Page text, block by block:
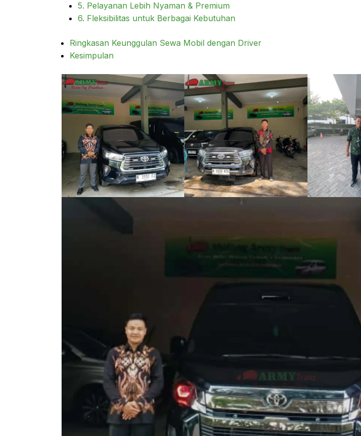
5. Pelayanan Lebih Nyaman & Premium
6. Fleksibilitas untuk Berbagai Kebutuhan
Ringkasan Keunggulan Sewa Mobil dengan Driver
Kesimpulan